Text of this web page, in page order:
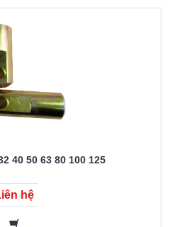
40 50 63 80 100 125
hệ